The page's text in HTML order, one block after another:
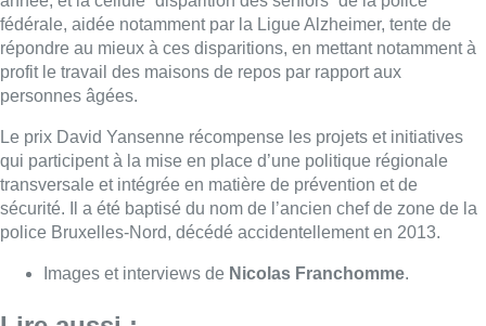
Lire aussi :
Le siège bruxellois d’AXA fermé
plusieurs jours après une
contamination de l’eau au
propylène glycol